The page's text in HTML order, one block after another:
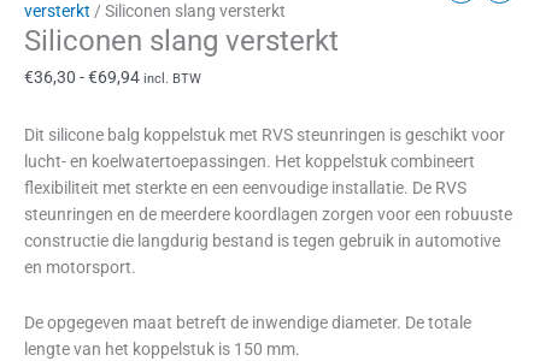
versterkt / Siliconen slang versterkt
Siliconen slang versterkt
€36,30 -€69,94 incl. BTW
Dit silicone balg koppelstuk met RVS steunringen is geschikt voor
lucht- en koelwatertoepassingen. Het koppelstuk combineert
flexibiliteit met sterkte en een eenvoudige installatie. De RVS
steunringen en de meerdere koordlagen zorgen voor een robuuste
constructie die langdurig bestand is tegen gebruik in automotive
en motorsport.
De opgegeven maat betreft de inwendige diameter. De totale
lengte van het koppelstuk is 150 mm.